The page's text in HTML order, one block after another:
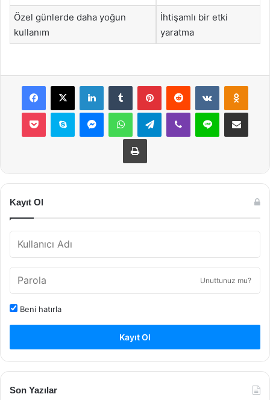
Özel günlerde daha yoğun
kullanım
İhtişamlı bir etki
yaratma
Facebook
X LinkedInTumblr PinterestReddit VKontakte
Pocket Skype MessengerWhatsAppTelegramViber Line E-Posta ile
Yazdır
Kayıt Ol
Unuttunuz mu?
Beni hatırla
Kayıt Ol
Son Yazılar